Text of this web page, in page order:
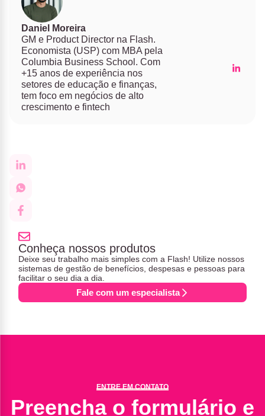
Daniel Moreira
GM e Product Director na Flash.
Economista (USP) com MBA pela
Columbia Business School. Com
+15 anos de experiência nos
setores de educação e finanças,
tem foco em negócios de alto
crescimento e fintech
Conheça nossos produtos
Deixe seu trabalho mais simples com a Flash! Utilize nossos
sistemas de gestão de benefícios, despesas e pessoas para
facilitar o seu dia a dia.
Fale com um especialista
ENTRE EM CONTATO
Preencha o formulário e